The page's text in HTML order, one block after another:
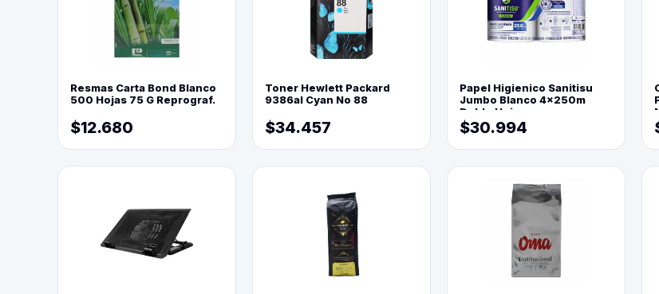
Resmas Carta Bond Blanco
500 Hojas 75 G Reprograf.
$12.680
Toner Hewlett Packard
9386al Cyan No 88
$34.457
Papel Higienico Sanitisu
Jumbo Blanco 4x250m
Doble Hoja
$30.994